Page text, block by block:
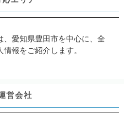
、愛知県豊田市を中心に、全
報をご紹介します。
営会社